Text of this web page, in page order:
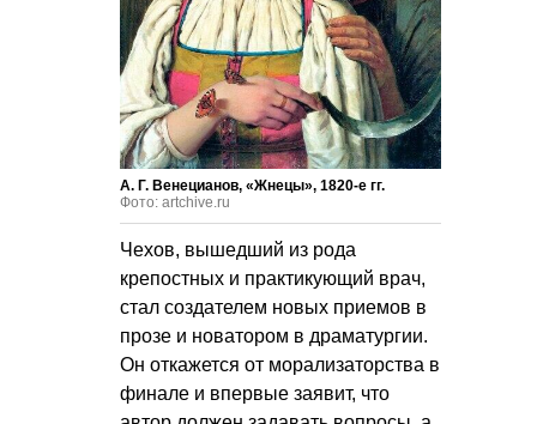
А. Г. Венецианов, «Жнецы», 1820-е гг.
Фото: artchive.ru
Чехов, вышедший из рода
крепостных и практикующий врач,
стал создателем новых приемов в
прозе и новатором в драматургии.
Он откажется от морализаторства в
финале и впервые заявит, что